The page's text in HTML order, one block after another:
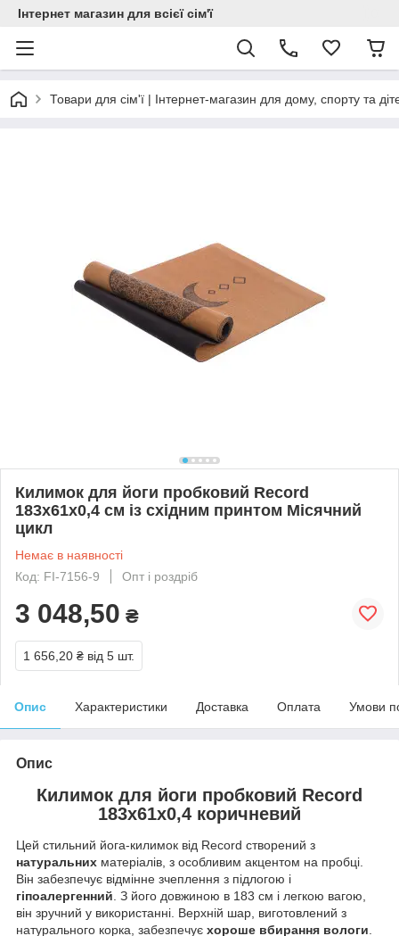
Інтернет магазин для всієї сім'ї
Товари для сім'ї | Інтернет-магазин для дому, спорту та
Килимок для йоги пробковий Record
183x61x0,4 см із східним принтом Місячний
цикл
Немає в наявності
Код: FI-7156-9
Опт і роздріб
3 048,50 ₴
1 656,20 ₴ від 5 шт.
Опис Характеристики Доставка Оплата Умови
Опис
Килимок для йоги пробковий Record
183x61x0,4 коричневий
Цей стильний йога-килимок від Record створений з
натуральних матеріалів, з особливим акцентом на пробці.
Він забезпечує відмінне зчеплення з підлогою і
гіпоалергенний. З його довжиною в 183 см і легкою вагою,
він зручний у використанні. Верхній шар, виготовлений з
натурального корка, забезпечує хороше вбирання вологи.